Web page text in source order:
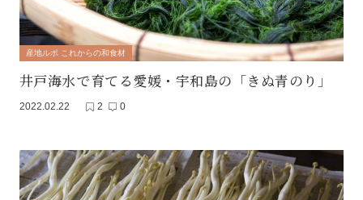
産地ルポ これからの和食材
井戸海水で育てる愛媛・宇和島の「きぬ青のり」
2022.02.22 2 0